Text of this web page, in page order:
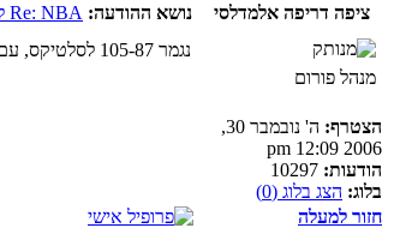
ציפה דריפה אלמדלסי
נושא ההודעה: Re: NBA לראשון
מנהל פורום
הצטרף:
ה' נובמבר 30,
2006 12:09 pm
הודעות:
בלוג: הצג בלוג (0)
נגמר 105-87 לסלטיקס, עם משחק מפלצתי של טייטום ברבע האחרון והגנה פסיכית של הספסל+קמבה וג'יילן לפני זה
חזור למעלה